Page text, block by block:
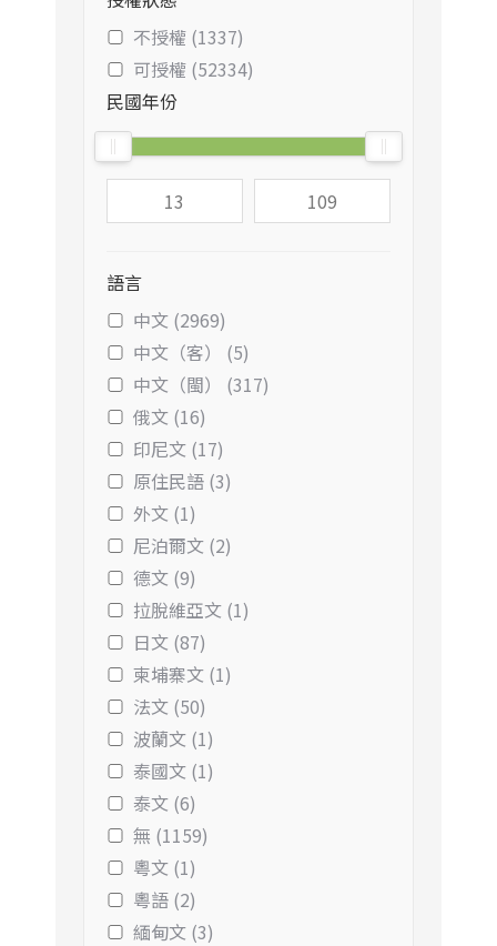
不授權 (1337)
可授權 (52334)
民國年份
語言
中文 (2969)
中文（客） (5)
中文（閩） (317)
俄文 (16)
印尼文 (17)
原住民語 (3)
外文 (1)
尼泊爾文 (2)
德文 (9)
拉脫維亞文 (1)
日文 (87)
柬埔寨文 (1)
法文 (50)
波蘭文 (1)
泰國文 (1)
泰文 (6)
無 (1159)
粵文 (1)
粵語 (2)
緬甸文 (3)